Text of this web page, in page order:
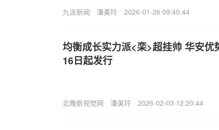
九派新闻 潘美玲 2026-01-26 09:40:44
均衡成长实力派<栾>超挂帅 华安优
16日起发行
北晚新视觉网 潘美玲 2026-02-03 12:20:44